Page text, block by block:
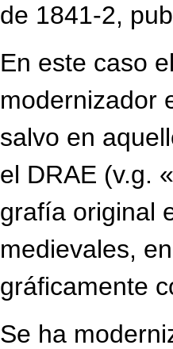
de 1841-2,
En este caso
modernizador
salvo en
el DRAE (v.g.
grafía original
medievales,
gráficamente
Se ha